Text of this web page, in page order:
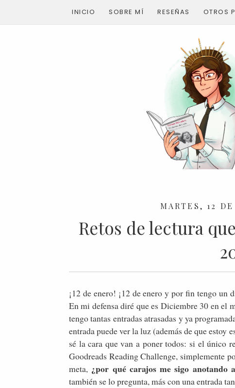
INICIO SOBRE MÍ RESEÑAS OTROS
MARTES, 12
Retos de lectura
¡12 de enero! ¡12 de enero y por fin tengo un
En mi defensa diré que es Diciembre 30 en el
tengo tantas entradas atrasadas y ya
entrada puede ver la luz (además de que estoy
sé la cara que van a poner todos: si el único
Goodreads Reading Challenge, simplemente
meta, ¿por qué carajos me sigo
también se lo pregunta, más con una entrada